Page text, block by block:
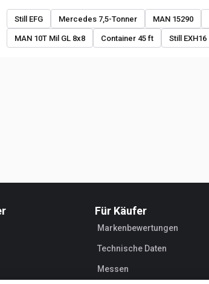
Still EFG Mercedes 7,5-Tonner MAN 15290
MAN 10T Mil GL 8x8 Container 45 ft Still EXH16
Für Käufer
Markenbewertungen
Technische Daten
Messen